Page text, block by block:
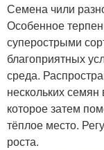
Семена чили
Особенное
суперострыми
благоприятных
среда.
нескольких
которое затем
тёплое место.
роста.